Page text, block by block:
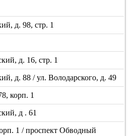
д. 98, стр. 1
д. 16, стр. 1
д. 88 / ул. Володарского, д. 49
корп. 1
д . 61
1 / проспект Обводный